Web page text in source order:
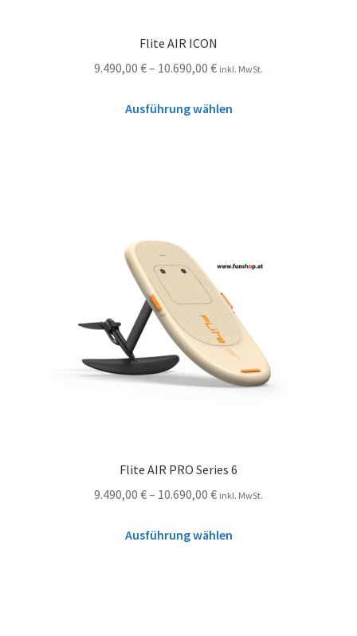
Flite AIR ICON
9.490,00 €– 10.690,00 € inkl. MwSt.
Ausführung wählen
Flite AIR PRO Series 6
9.490,00 €– 10.690,00 € inkl. MwSt.
Ausführung wählen